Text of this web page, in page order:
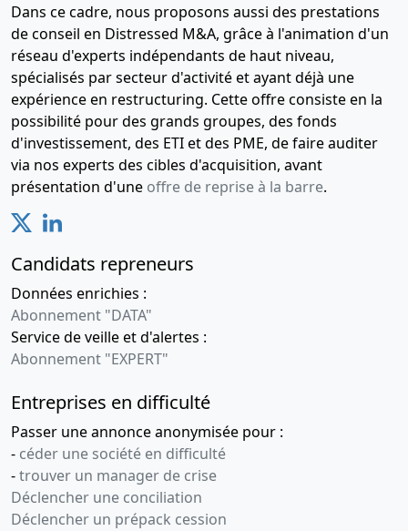
Dans ce cadre, nous proposons aussi des prestations
de conseil en Distressed M&A, grâce à l'animation d'un
réseau d'experts indépendants de haut niveau,
spécialisés par secteur d'activité et ayant déjà une
expérience en restructuring. Cette offre consiste en la
possibilité pour des grands groupes, des fonds
d'investissement, des ETI et des PME, de faire auditer
via nos experts des cibles d'acquisition, avant
présentation d'une offre de reprise à la barre.
Candidats repreneurs
Données enrichies :
Abonnement "DATA"
Service de veille et d'alertes :
Abonnement "EXPERT"
Entreprises en difficulté
Passer une annonce anonymisée pour :
- céder une société en difficulté
-trouver un manager de crise
Déclencher une conciliation
Déclencher un prépack cession